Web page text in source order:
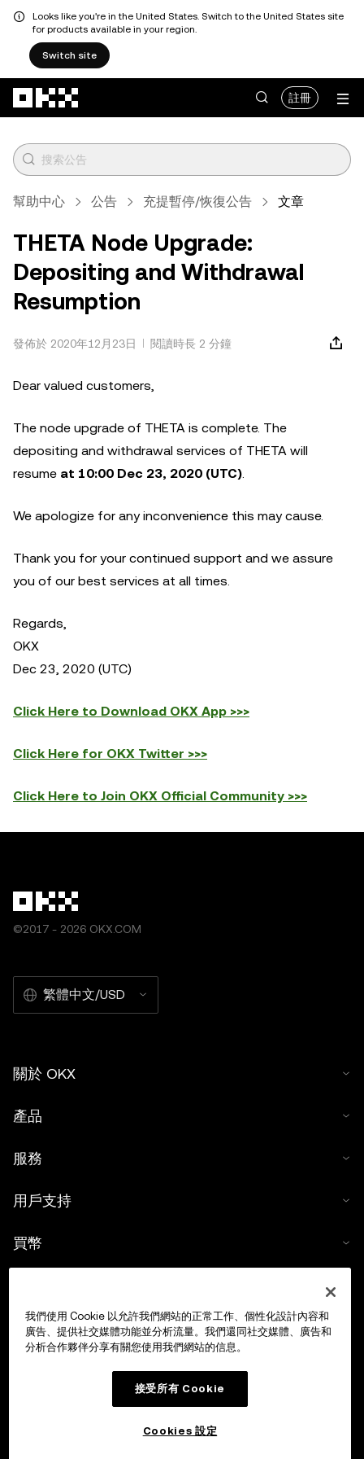
Looks like you're in the United States. Switch to the United States site
for products available in your region.
Switch site
註冊
幫助中心 公告 充提暫停/恢復公告 文章
THETA Node Upgrade:
Depositing and Withdrawal
Resumption
發佈於 2020年12月23日 閱讀時長 2 分鐘
Dear valued customers,
The node upgrade of THETA is complete. The
depositing and withdrawal services of THETA will
resume at 10:00 Dec 23, 2020 (UTC).
We apologize for any inconvenience this may cause.
Thank you for your continued support and we assure
you of our best services at all times.
Regards,
OKX
Dec 23, 2020 (UTC)
Click Here to Download OKX App >>>
Click Here for OKX Twitter >>>
Click Here to Join OKX Official Community >>>
©2017 - 2026 OKX.COM
繁體中文/USD
關於 OKX
產品
服務
用戶支持
買幣
交易
我們使用 Cookie 以允許我們網站的正常工作、個性化設計內容和
廣告、提供社交媒體功能並分析流量。我們還同社交媒體、廣告和
分析合作夥伴分享有關您使用我們網站的信息。
接受所有 Cookie
Cookies 設定